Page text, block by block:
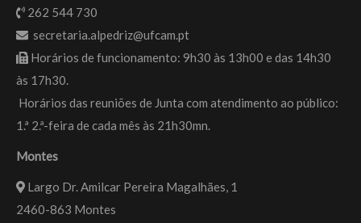
262 544 730
secretaria.alpedriz@ufcam.pt
Horários de funcionamento: 9h30 às 13h00 e das 14h30
às 17h30.
Horários das reuniões de Junta com atendimento ao público:
1.ª 2.ª-feira de cada mês às 21h30mn.
Montes
Largo Dr. Amilcar Pereira Magalhães, 1
2460-863 Montes